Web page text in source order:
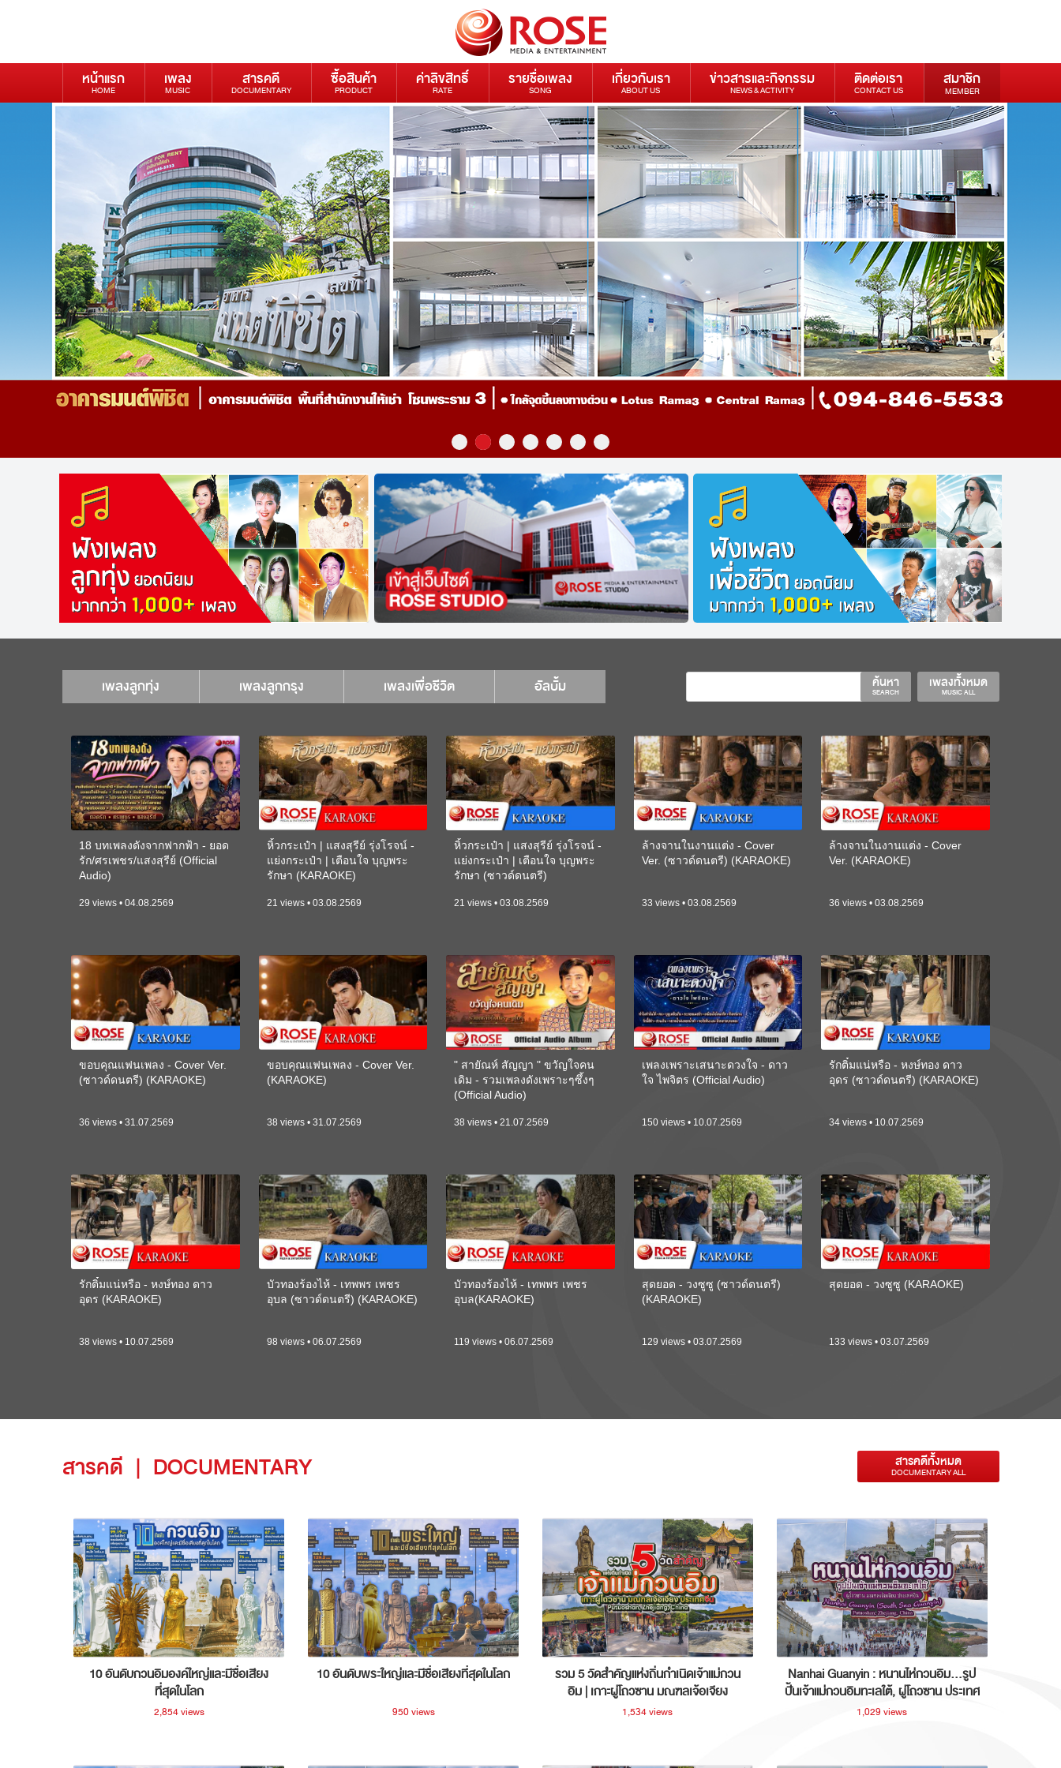
หน้าแรก
HOME
เพลง
MUSIC
สารคดี
DOCUMENTARY
ซื้อสินค้า
PRODUCT
ค่าลิขสิทธิ์
RATE
รายชื่อเพลง
SONG
เกี่ยวกับเรา
ABOUT US
ข่าวสารและกิจกรรม
NEWS & ACTIVITY
ติดต่อเรา
CONTACT US
สมาชิก
MEMBER
เพลงลูกทุ่ง เพลงลูกกรุง เพลงเพื่อชีวิต อัลบั้ม เพลงทั้งหมด
MUSIC ALL
ค้นหา
SEARCH
18 บทเพลงดังจากฟากฟ้า - ยอด
รัก/ศรเพชร/แสงสุรีย์ (Official
Audio)
29 views • 04.08.2569
หิ้วกระเป๋า | แสงสุรีย์ รุ่งโรจน์ -
แย่งกระเป๋า | เตือนใจ บุญพระ
รักษา (KARAOKE)
21 views • 03.08.2569
หิ้วกระเป๋า | แสงสุรีย์ รุ่งโรจน์ -
แย่งกระเป๋า | เตือนใจ บุญพระ
รักษา (ซาวด์ดนตรี)
21 views • 03.08.2569
ล้างจานในงานแต่ง - Cover
Ver. (ซาวด์ดนตรี) (KARAOKE)
33 views • 03.08.2569
ล้างจานในงานแต่ง - Cover
Ver. (KARAOKE)
36 views • 03.08.2569
ขอบคุณแฟนเพลง - Cover Ver.
(ซาวด์ดนตรี) (KARAOKE)
36 views • 31.07.2569
ขอบคุณแฟนเพลง - Cover Ver.
(KARAOKE)
38 views • 31.07.2569
" สายัณห์ สัญญา " ขวัญใจคน
เดิม - รวมเพลงดังเพราะๆซึ้งๆ
(Official Audio)
38 views • 21.07.2569
เพลงเพราะเสนาะดวงใจ - ดาว
ใจ ไพจิตร (Official Audio)
150 views • 10.07.2569
รักติ๋มแน่หรือ - หงษ์ทอง ดาว
อุดร (ซาวด์ดนตรี) (KARAOKE)
34 views • 10.07.2569
รักติ๋มแน่หรือ - หงษ์ทอง ดาว
อุดร (KARAOKE)
38 views • 10.07.2569
บัวทองร้องไห้ - เทพพร เพชร
อุบล (ซาวด์ดนตรี) (KARAOKE)
98 views • 06.07.2569
บัวทองร้องไห้ - เทพพร เพชร
อุบล(KARAOKE)
119 views • 06.07.2569
สุดยอด - วงซูซู (ซาวด์ดนตรี)
(KARAOKE)
129 views • 03.07.2569
สุดยอด - วงซูซู (KARAOKE)
133 views • 03.07.2569
สารคดี | DOCUMENTARY สารคดีทั้งหมด
DOCUMENTARY ALL
10 อันดับกวนอิมองค์ใหญ่และมีชื่อเสียง
ที่สุดในโลก
2,854 views
10 อันดับพระใหญ่และมีชื่อเสียงที่สุดในโลก
950 views
รวม 5 วัดสำคัญแห่งถิ่นกำเนิดเจ้าแม่กวน
อิม | เกาะผู่โถวซาน มณฑลเจ้อเจียง
ประเทศจีน
1,534 views
Nanhai Guanyin : หนานไห่กวนอิม...รูป
ปั้นเจ้าแม่กวนอิมทะเลใต้, ผู่โถวซาน ประเทศ
จีน
1,029 views